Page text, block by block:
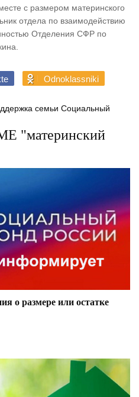
с размером материнского
отдела по взаимодействию
Отделения СФР по
Odnoklassniki
семьи Социальный
"материнский
о размере или остатке